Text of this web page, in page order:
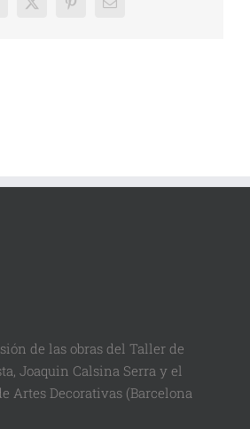
X PinterestEmail
de las obras del Taller de
Joaquin Calsina Serra y el
Artes Decorativas (Barcelona